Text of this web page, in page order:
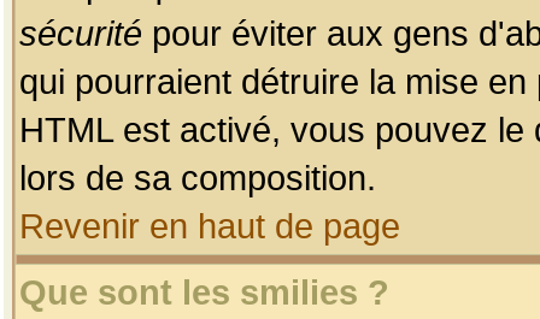
sécurité pour éviter aux gens
qui pourraient détruire la mise
HTML est activé, vous pouvez
lors de sa composition.
Revenir en haut de page
Que sont les smilies ?